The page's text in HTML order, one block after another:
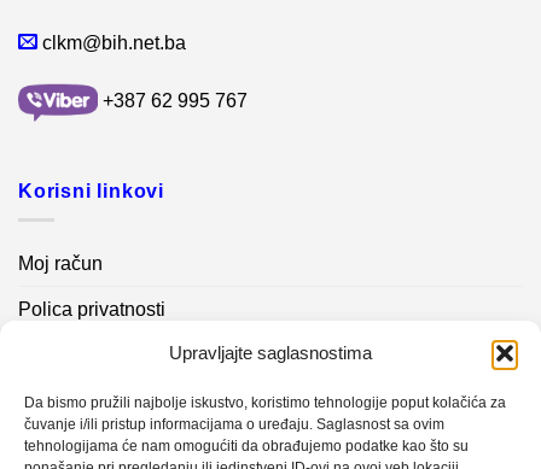
Upravljajte saglasnostima
Da bismo pružili najbolje iskustvo, koristimo tehnologije poput kolačića za
čuvanje i/ili pristup informacijama o uređaju. Saglasnost sa ovim
tehnologijama će nam omogućiti da obrađujemo podatke kao što su
clkm@bih.net.ba
+387 62 995 767
Korisni linkovi
Moj račun
Polica privatnosti
Kontakt info